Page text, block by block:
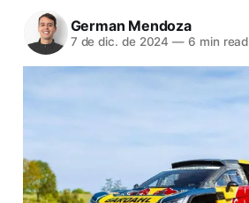
German Mendoza
7 de dic. de 2024 — 6 min read